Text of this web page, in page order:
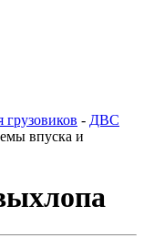
грузовиков - ДВС
впуска и